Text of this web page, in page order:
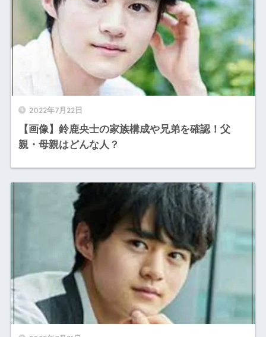
2022年7月22日
【画像】鈴鹿央士の家族構成や兄弟を確認！父
親・母親はどんな人？